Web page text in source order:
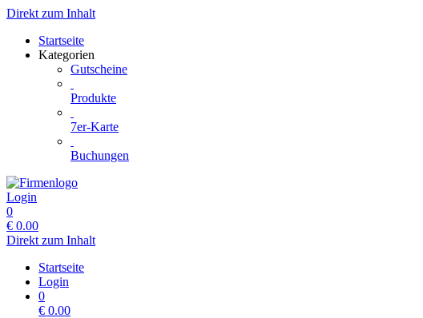
Direkt zum Inhalt
Startseite
Kategorien
Gutscheine
Produkte
7er-Karte
Buchungen
Login
0
€ 0.00
Direkt zum Inhalt
Startseite
Login
0
€ 0.00